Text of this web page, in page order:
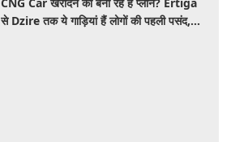
से Dzire तक ये गाड़ियां हैं लोगों की पहली पसंद,